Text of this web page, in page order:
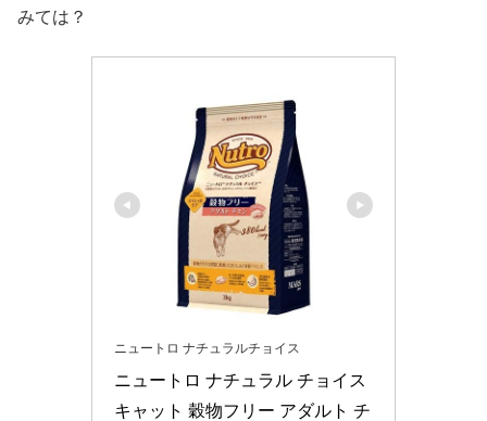
みては？
ニュートロ ナチュラルチョイス
ニュートロ ナチュラル チョイス
キャット 穀物フリー アダルト チ